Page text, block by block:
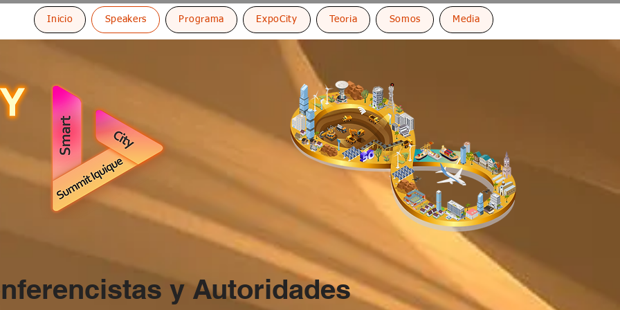
Inicio Speakers Programa ExpoCity Teoria Somos Media
y Autoridades